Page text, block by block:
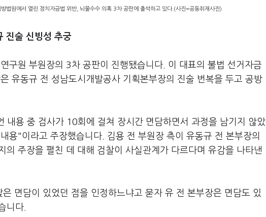
법원에서 열린 정치자금법 위반, 뇌물수수 의혹 3차 공판에 출석하고 있다.(사진=공동취재사진)
진술 신빙성 추궁
구원 부원장의 3차 공판이 진행됐습니다. 이 대표의 불법 선거자금
유동규 전 성남도시개발공사 기획본부장의 진술 번복을 두고 공방
내용 중 검사가 10회에 걸쳐 장시간 면담하면서 과정을 남기지 않았
용"이라고 주장했습니다. 김용 전 부원장 측이 유동규 전 본부장의
의 주장을 펼친 데 대해 검찰이 사실관계가 다르다며 유감을 나타낸
면담이 있었던 점을 인정하느냐고 묻자 유 전 본부장은 면담도 있
니다.